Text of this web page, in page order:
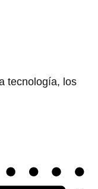
tecnología, los